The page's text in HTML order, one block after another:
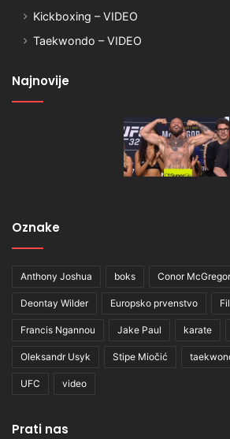
Kickboxing – VIDEO
Taekwondo – VIDEO
Najnovije
Oznake
Anthony Joshua boks Conor McGregor
Deontay Wilder Europsko prvenstvo
Francis Ngannou Jake Paul karate
Oleksandr Usyk Stipe Miočić
UFC video
Prati nas